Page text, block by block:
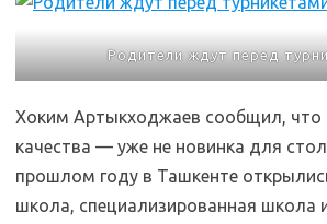
Родители ждут перед
Хоким Артыкходжаев сообщил, что
качества — уже не новинка для
прошлом году в Ташкенте
школа, специализированная школа